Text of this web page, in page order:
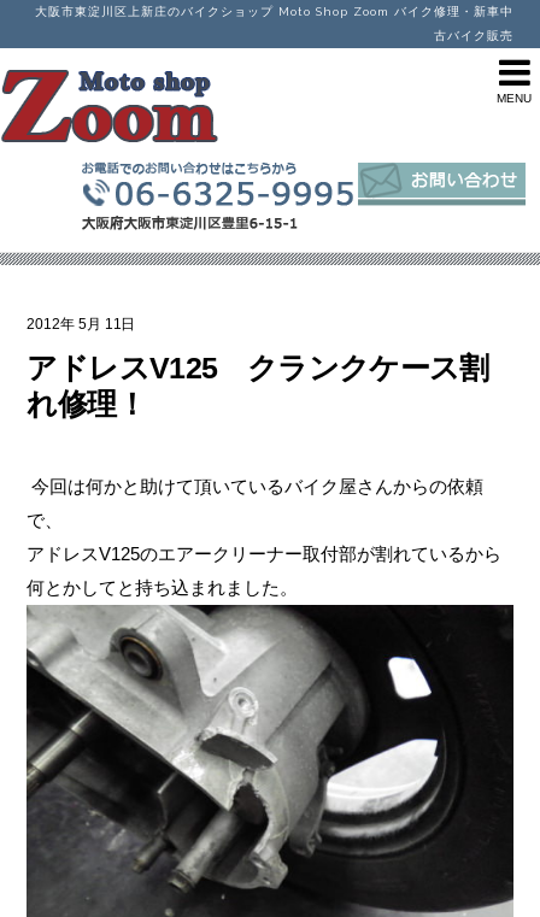
大阪市東淀川区上新庄のバイクショップ Moto Shop Zoom バイク修理・新車中
古バイク販売
2012年 5月 11日
アドレスV125 クランクケース割
れ修理！
今回は何かと助けて頂いているバイク屋さんからの依頼
で、
アドレスV125のエアークリーナー取付部が割れているから
何とかしてと持ち込まれました。